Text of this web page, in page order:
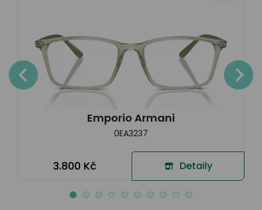
Emporio Armani
0EA3237
3.800 Kč Detaily